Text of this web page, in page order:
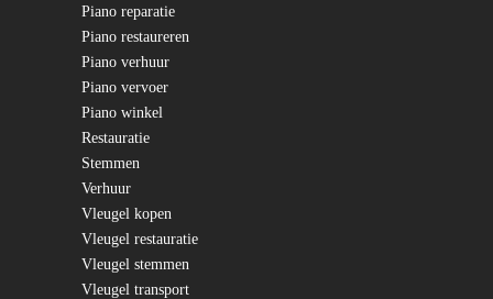
Piano reparatie
Piano restaureren
Piano verhuur
Piano vervoer
Piano winkel
Restauratie
Stemmen
Verhuur
Vleugel kopen
Vleugel restauratie
Vleugel stemmen
Vleugel transport